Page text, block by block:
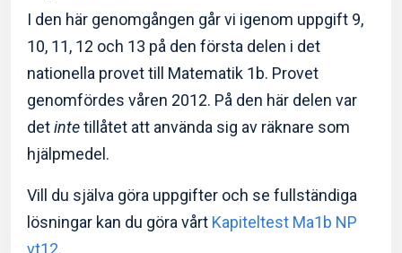
Så hjälper Eddler dig:
Videor som är lätta att förstå
I den här genomgången går vi igenom uppgift 9,
10, 11, 12 och 13 på den första delen i det
nationella provet till Matematik 1b. Provet
genomfördes våren 2012. På den här delen var
detintetillåtet att använda sig av räknare som
hjälpmedel.
Vill du själva göra uppgifter och se fullständiga
lösningar kan du göra vårt Kapiteltest Ma1b NP